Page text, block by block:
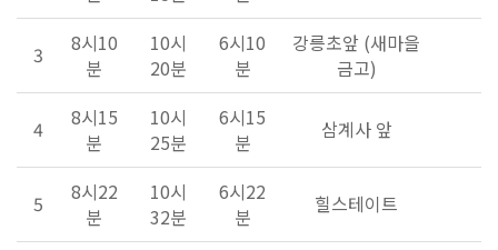
3
8시10
분
10시
20분
6시10
분
강릉초앞 (새마을
금고)
4
8시15
분
10시
25분
6시15
분
삼계사 앞
5
8시22
분
10시
32분
6시22
분
힐스테이트